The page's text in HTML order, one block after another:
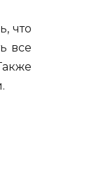
что
все